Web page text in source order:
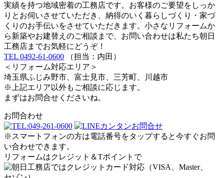
実績を持つ地域密着の工務店です。お客様のご要望をしっか
りとお伺いさせていただき、納得のいく暮らしづくり・家づ
くりのお手伝いをさせていただきます。小さなリフォームか
ら新築やお建替えのご相談まで、お問い合わせは私たち朝日
工務店までお気軽にどうぞ！
TEL 0492-61-0600 （担当：内田）
＜リフォーム対応エリア＞
埼玉県ふじみ野市、富士見市、三芳町、川越市
※上記エリア以外もご相談に応じます。
まずはお問合せくださいね。
お問合わせ
※スマートフォンの方は電話番号をタップすると今すぐお問
い合わせできます。
リフォームはクレジット＆Tポイントで